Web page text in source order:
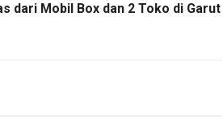
dari Mobil Box dan 2 Toko di Garut